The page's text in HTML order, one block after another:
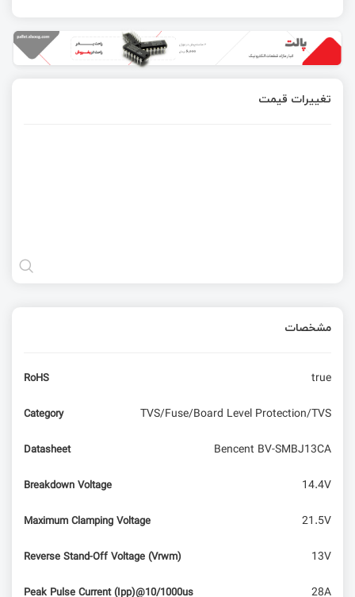
تغییرات قیمت
مشخصات
RoHS true
Category TVS/Fuse/Board Level Protection/TVS
Datasheet Bencent BV-SMBJ13CA
Breakdown Voltage 14.4V
Maximum Clamping Voltage 21.5V
Reverse Stand-Off Voltage (Vrwm) 13V
Peak Pulse Current (Ipp)@10/1000us 28A